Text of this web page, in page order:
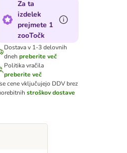
Za ta
izdelek
prejmete 1
zooTočk
Dostava v 1-3 delovnih
dneh preberite več
Politika vračila
preberite več
cene vključujejo DDV brez
stroškov dostave